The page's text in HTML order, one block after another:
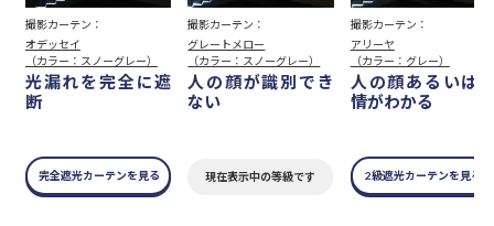
撮影カーテン：
オデッセイ
（カラー：スノーグレー）
光漏れを完全に遮
断
完全遮光カーテンを見る
撮影カーテン：
グレートメロー
（カラー：スノーグレー）
人の顔が識別でき
ない
現在表示中の等級です
撮影カーテン：
アリーヤ
（カラー：グレー）
人の顔あるいは
情がわかる
2級遮光カーテンを見る